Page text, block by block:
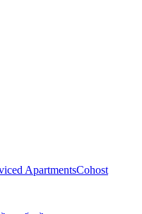
ApartmentsCohost